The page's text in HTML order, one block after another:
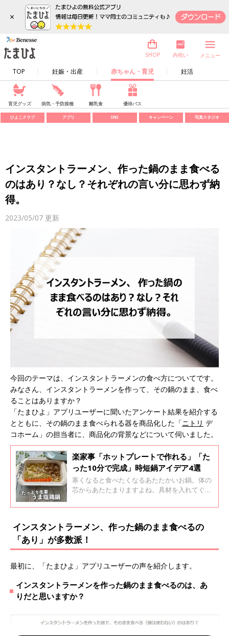
×
TOP 妊娠・出産 赤ちゃん・育児 妊活
SHOP 内祝い メニュー
育児グッズ 病気・予防接種 離乳食 優待パス
ひよこクラブ アプリ SNS キャンペーン 写真スタジオ
インスタントラーメン、作った鍋のまま食べる
のはあり？なし？それぞれの言い分に思わず納
得。
2023/05/07 更新
今回のテーマは、インスタントラーメンの食べ方についてです。
みなさん、インスタントラーメンを作って、その鍋のまま、食べ
ることはありますか？
「たまひよ」アプリユーザーに聞いたアンケート結果を紹介する
とともに、その鍋のまま食べられる器を商品化した「ニトリ デ
コホーム」の担当者に、商品化の背景などについて伺いました。
楽家事「ホットプレートで作れる」「た
った10分で完成」時短鍋アイデア4選
寒くなると食べたくなるあたたかいお鍋。体の
芯からあたたまりますよね。具材を入れてぐつ
単。時短にもなるし、家族みんなでたべるお鍋
単にできる時短お鍋レシピをご紹介します。
インスタントラーメン、作った鍋のまま食べるの
「あり」が多数派！
最初に、「たまひよ」アプリユーザーの声を紹介します。
インスタントラーメンを作った鍋のまま食べるのは、あ
りだと思いますか？